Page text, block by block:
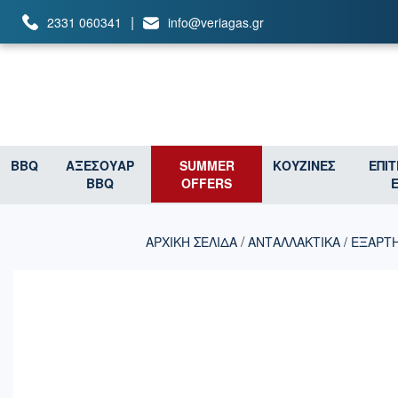
2331 060341 | info@veriagas.gr
BBQ
ΑΞΕΣΟΥΑΡ
BBQ
SUMMER
OFFERS
ΚΟΥΖΙΝΕΣ
ΑΡΧΙΚΉ ΣΕΛΊΔΑ/ΑΝΤΑΛΛΑΚΤΙΚΑ /